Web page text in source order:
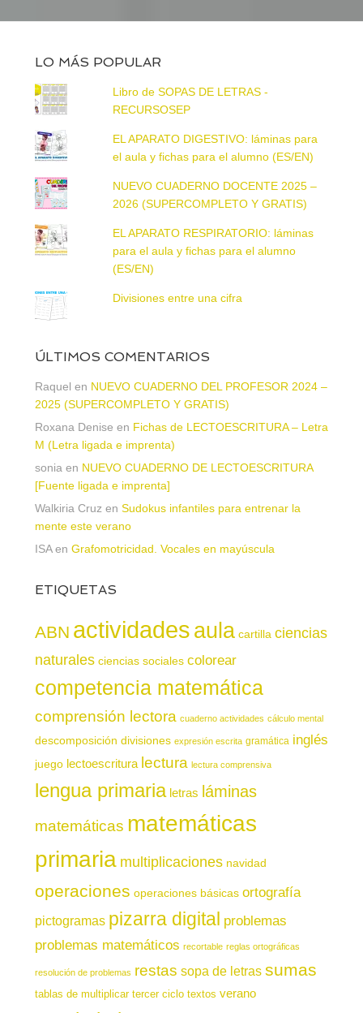
LO MÁS POPULAR
Libro de SOPAS DE LETRAS -
RECURSOSEP
EL APARATO DIGESTIVO: láminas para
el aula y fichas para el alumno (ES/EN)
NUEVO CUADERNO DOCENTE 2025 –
2026 (SUPERCOMPLETO Y GRATIS)
EL APARATO RESPIRATORIO: láminas
para el aula y fichas para el alumno
(ES/EN)
Divisiones entre una cifra
ÚLTIMOS COMENTARIOS
Raquel en NUEVO CUADERNO DEL PROFESOR 2024 –
2025 (SUPERCOMPLETO Y GRATIS)
Roxana Denise en Fichas de LECTOESCRITURA – Letra
M (Letra ligada e imprenta)
sonia en NUEVO CUADERNO DE LECTOESCRITURA
[Fuente ligada e imprenta]
Walkiria Cruz en Sudokus infantiles para entrenar la
mente este verano
ISAen Grafomotricidad. Vocales en mayúscula
ETIQUETAS
ABN actividadesaula cartilla ciencias
naturales ciencias sociales colorear
competencia matemática
comprensión lectora cuaderno actividades cálculo mental
descomposición divisiones expresión escrita gramática inglés
juego lectoescritura lectura lectura comprensiva
lengua primaria letras láminas
matemáticas matemáticas
primaria multiplicaciones navidad
operaciones operaciones básicas ortografía
pictogramas pizarra digital problemas
problemas matemáticos recortable reglas ortográficas
resolución de problemas restas sopa de letras sumas
tablas de multiplicar tercer ciclo textos verano